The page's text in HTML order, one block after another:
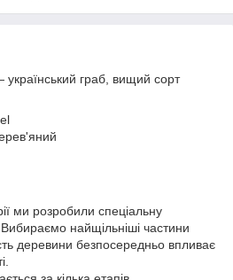
український граб, вищий сорт
ми розробили спеціальну
найщільніші частини
деревини безпосередньо впливає